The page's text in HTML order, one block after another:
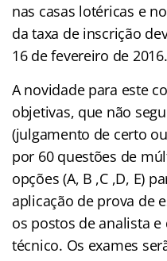
nas casas lotéricas e
da taxa de inscrição
16 de fevereiro de 2016.
A novidade para este
objetivas, que não
(julgamento de certo
por 60 questões de
opções (A, B ,C ,D, E)
aplicação de prova de
os postos de analista
técnico. Os exames